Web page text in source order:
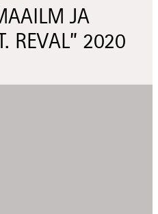
JA
REVAL” 2020